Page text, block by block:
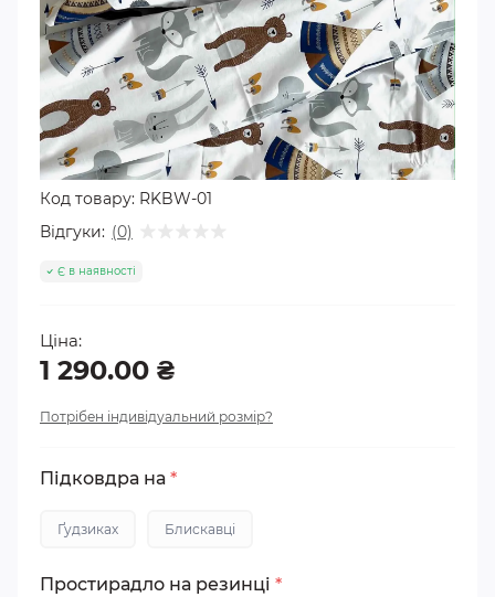
Код товару: RKBW-01
Відгуки: (0)
Є в наявності
Ціна:
1 290.00 ₴
Потрібен індивідуальний розмір?
Підковдра на *
Ґудзиках Блискавці
Простирадло на резинці *